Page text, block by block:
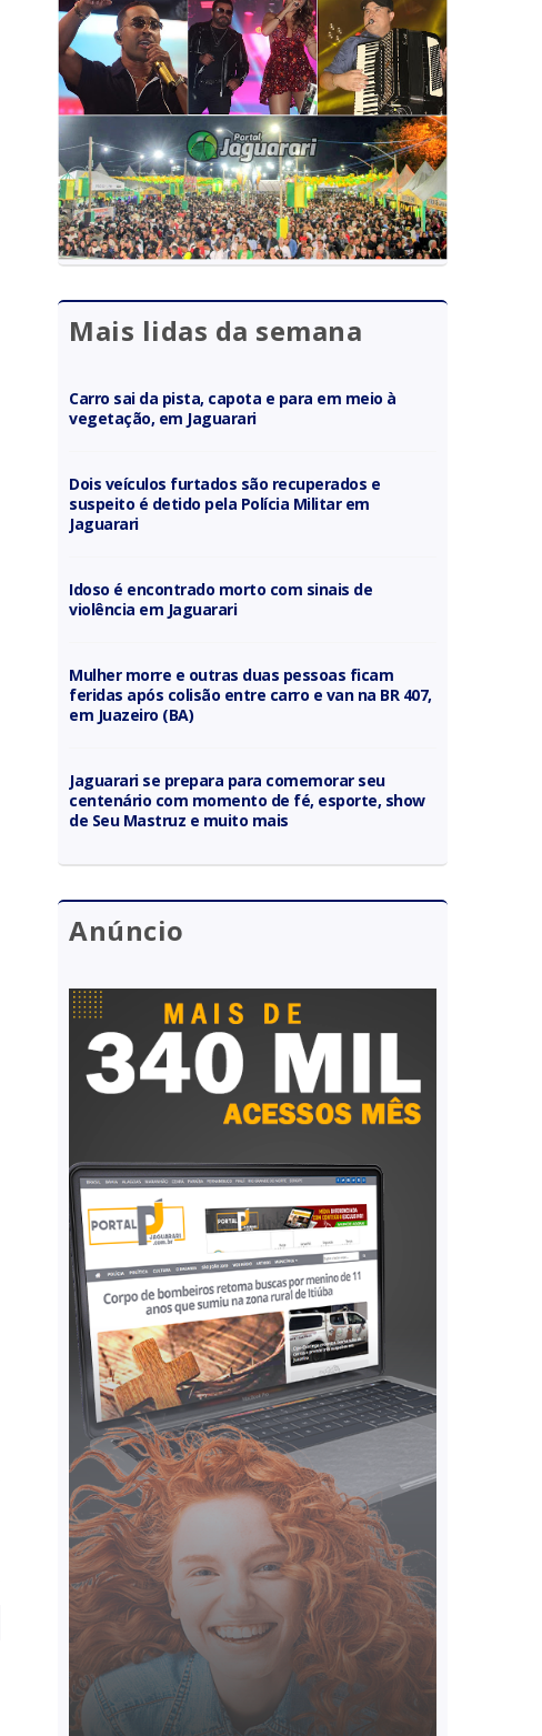
Mais lidas da semana
Carro sai da pista, capota e para em meio à
vegetação, em Jaguarari
Dois veículos furtados são recuperados e
suspeito é detido pela Polícia Militar em
Jaguarari
Idoso é encontrado morto com sinais de
violência em Jaguarari
Mulher morre e outras duas pessoas ficam
feridas após colisão entre carro e van na BR 407,
em Juazeiro (BA)
Jaguarari se prepara para comemorar seu
centenário com momento de fé, esporte, show
de Seu Mastruz e muito mais
Anúncio